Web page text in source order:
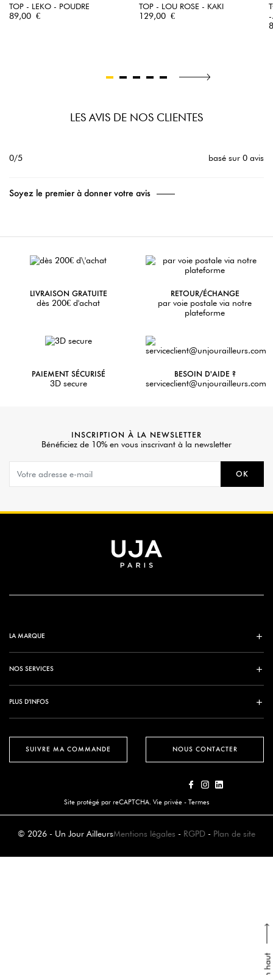
TOP - LEKO - POUDRE
Prix
89,00 €
TOP - LOU ROSE - KAKI
Prix
129,00 €
LES AVIS DE NOS CLIENTES
0/5 basé sur 0 avis
Soyez le premier à donner votre avis
LIVRAISON GRATUITE
dès 200€ d'achat
RETOUR/ÉCHANGE
par voie postale via notre
plateforme
PAIEMENT SÉCURISÉ
3D secure
BESOIN D'AIDE ?
serviceclient@unjourailleurs.com
INSCRIPTION À LA NEWSLETTER
Bénéficiez de 10% en vous inscrivant à la newsletter
OK
SUIVRE MA COMMANDE
LA MARQUE
NOS SERVICES
PLUS D'INFOS
NOUS CONTACTER
Site protégé par reCAPTCHA. Vie privée - Termes
© 2026 - Un Jour AilleursMentions légales - RGPD - Plan de site